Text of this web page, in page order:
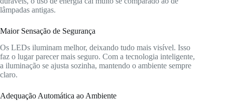
lâmpadas antigas.
Maior Sensação de Segurança
Os LEDs iluminam melhor, deixando tudo mais visível. Isso
faz o lugar parecer mais seguro. Com a tecnologia inteligente,
a iluminação se ajusta sozinha, mantendo o ambiente sempre
claro.
Adequação Automática ao Ambiente